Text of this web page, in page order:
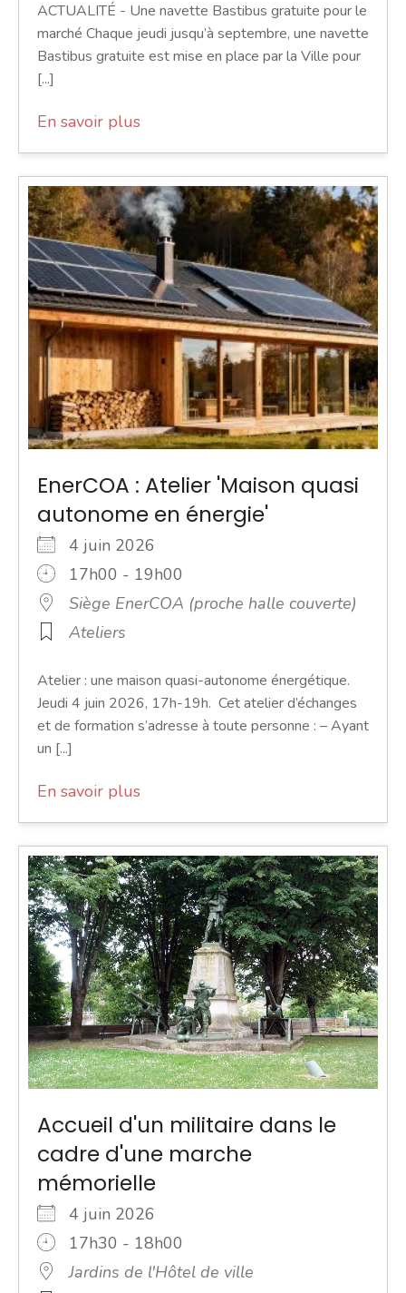
ACTUALITÉ - Une navette Bastibus gratuite pour le
marché Chaque jeudi jusqu’à septembre, une navette
Bastibus gratuite est mise en place par la Ville pour
[...]
En savoir plus
EnerCOA : Atelier 'Maison quasi
autonome en énergie'
4 juin 2026
17h00 - 19h00
Siège EnerCOA (proche halle couverte)
Ateliers
Atelier : une maison quasi-autonome énergétique.
Jeudi 4 juin 2026, 17h-19h. Cet atelier d’échanges
et de formation s’adresse à toute personne : – Ayant
un [...]
En savoir plus
Accueil d'un militaire dans le
cadre d'une marche
mémorielle
4 juin 2026
17h30 - 18h00
Jardins de l'Hôtel de ville